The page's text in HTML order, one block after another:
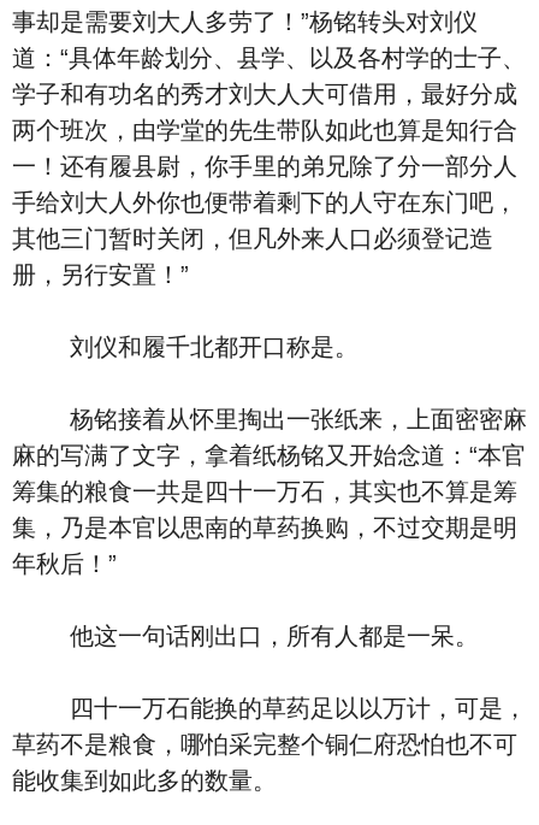
事却是需要刘大人多劳了！”杨铭转头对刘仪
道：“具体年龄划分、县学、以及各村学的士子、
学子和有功名的秀才刘大人大可借用，最好分成
两个班次，由学堂的先生带队如此也算是知行合
一！还有履县尉，你手里的弟兄除了分一部分人
手给刘大人外你也便带着剩下的人守在东门吧，
其他三门暂时关闭，但凡外来人口必须登记造
册，另行安置！”
刘仪和履千北都开口称是。
杨铭接着从怀里掏出一张纸来，上面密密麻
麻的写满了文字，拿着纸杨铭又开始念道：“本官
筹集的粮食一共是四十一万石，其实也不算是筹
集，乃是本官以思南的草药换购，不过交期是明
年秋后！”
他这一句话刚出口，所有人都是一呆。
四十一万石能换的草药足以以万计，可是，
草药不是粮食，哪怕采完整个铜仁府恐怕也不可
能收集到如此多的数量。